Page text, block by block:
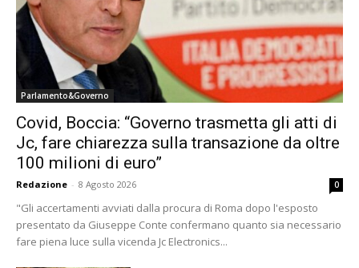
Parlamento&Governo
Covid, Boccia: “Governo trasmetta gli atti di
Jc, fare chiarezza sulla transazione da oltre
100 milioni di euro”
Redazione - 8 Agosto 2026 0
"Gli accertamenti avviati dalla procura di Roma dopo l'esposto
presentato da Giuseppe Conte confermano quanto sia necessario
fare piena luce sulla vicenda Jc Electronics...